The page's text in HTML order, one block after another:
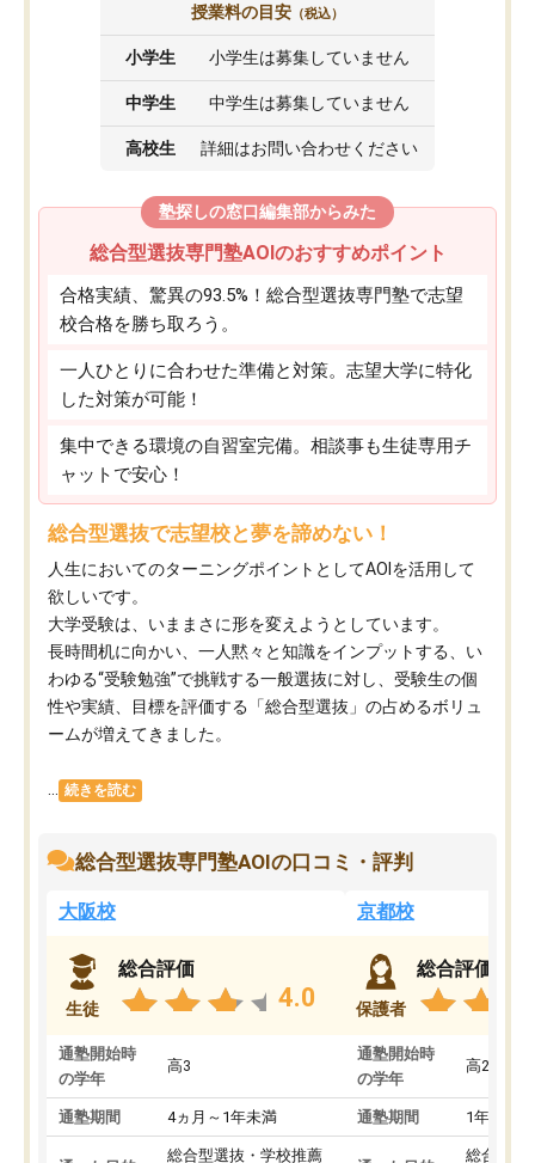
授業料の目安 （税込）
小学生 小学生は募集していません
中学生 中学生は募集していません
高校生 詳細はお問い合わせください
塾探しの窓口編集部からみた
総合型選抜専門塾AOIのおすすめポイント
合格実績、驚異の93.5%！総合型選抜専門塾で志望
校合格を勝ち取ろう。
一人ひとりに合わせた準備と対策。志望大学に特化
した対策が可能！
集中できる環境の自習室完備。相談事も生徒専用チ
ャットで安心！
総合型選抜で志望校と夢を諦めない！
人生においてのターニングポイントとしてAOIを活用して
欲しいです。
大学受験は、いままさに形を変えようとしています。
長時間机に向かい、一人黙々と知識をインプットする、い
わゆる“受験勉強”で挑戦する一般選抜に対し、受験生の個
性や実績、目標を評価する「総合型選抜」の占めるボリュ
ームが増えてきました。
続きを読む
総合型選抜専門塾AOIの口コミ・評判
大阪校
生徒
総合評価
4.0
通塾開始時
の学年
高3
通塾期間 4ヵ月～1年未満
総合型選抜・学校推薦
京都校
保護者
総合評価
通塾開始時
の学年
高2
通塾期間 1年以上
総合型選